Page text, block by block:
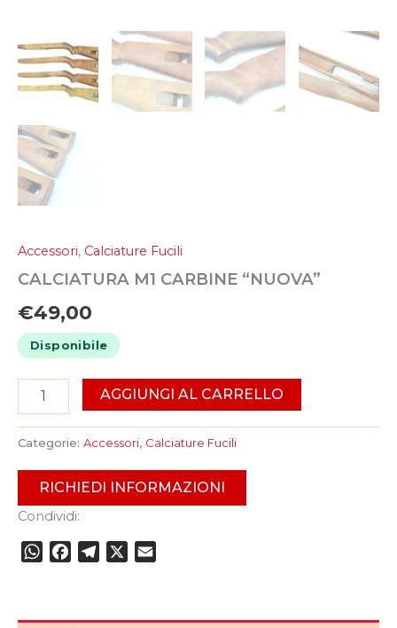
Accessori, Calciature Fucili
CALCIATURA M1 CARBINE “NUOVA”
€49,00
Disponibile
AGGIUNGI AL CARRELLO
Categorie: Accessori, Calciature Fucili
RICHIEDI INFORMAZIONI
Condividi:
WhatsApp
Facebook
Telegram